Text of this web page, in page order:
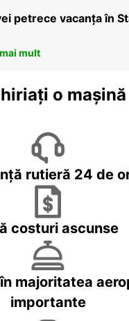
petrece vacanța în
mult
o
rutieră 24 de
costuri ascunse
majoritatea
importante